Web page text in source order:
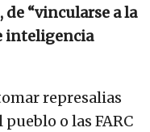
“vincularse a la
inteligencia
represalias
o las FARC